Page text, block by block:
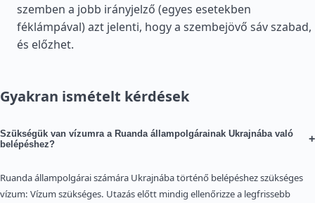
szemben a jobb irányjelző (egyes esetekben
féklámpával) azt jelenti, hogy a szembejövő sáv szabad,
és előzhet.
Gyakran ismételt kérdések
Szükségük van vízumra a Ruanda állampolgárainak Ukrajnába való
belépéshez?
+
Ruanda állampolgárai számára Ukrajnába történő belépéshez szükséges
vízum: Vízum szükséges. Utazás előtt mindig ellenőrizze a legfrissebb